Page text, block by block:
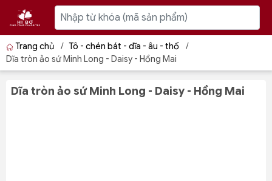
Trang chủ / Tô - chén bát - dĩa - âu - thố
/
Dĩa tròn ảo sứ Minh Long - Daisy - Hồng Mai
Dĩa tròn ảo sứ Minh Long - Daisy - Hồng Mai